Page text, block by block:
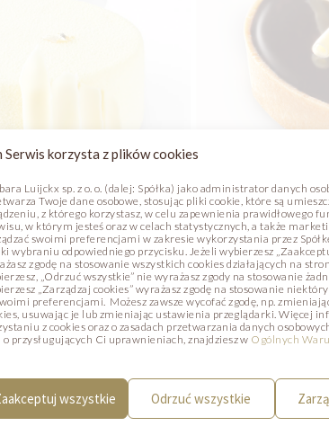
Serwis korzysta z plików cookies
Luijckx sp. z o. o. (dalej: Spółka) jako administrator danych
Twoje dane osobowe, stosując pliki cookie, które są
z którego korzystasz, w celu zapewnienia prawidłowego
w którym jesteś oraz w celach statystycznych, a także
swoimi preferencjami w zakresie wykorzystania przez
wybraniu odpowiedniego przycisku. Jeżeli wybierzesz
zgodę na stosowanie wszystkich cookies działających na
„Odrzuć wszystkie” nie wyrażasz zgody na stosowanie
„Zarządzaj cookies” wyrażasz zgodę na stosowanie
preferencjami. Możesz zawsze wycofać zgodę, np.
usuwając je lub zmieniając ustawienia przeglądarki. Więcej
z cookies oraz o zasadach przetwarzania danych
przysługujących Ci uprawnieniach, znajdziesz w Ogólnych
wszystkie Odrzuć wszystkie
Shavingsy
Kod: 774552